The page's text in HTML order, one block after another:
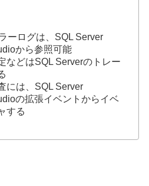
ーログは、SQL Server
から参照可能
などはSQL Serverのトレー
には、SQL Server
の拡張イベントからイベ
する